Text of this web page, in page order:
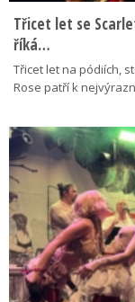
Třicet let se
říká…
Třicet let na pódiích,
Rose patří k